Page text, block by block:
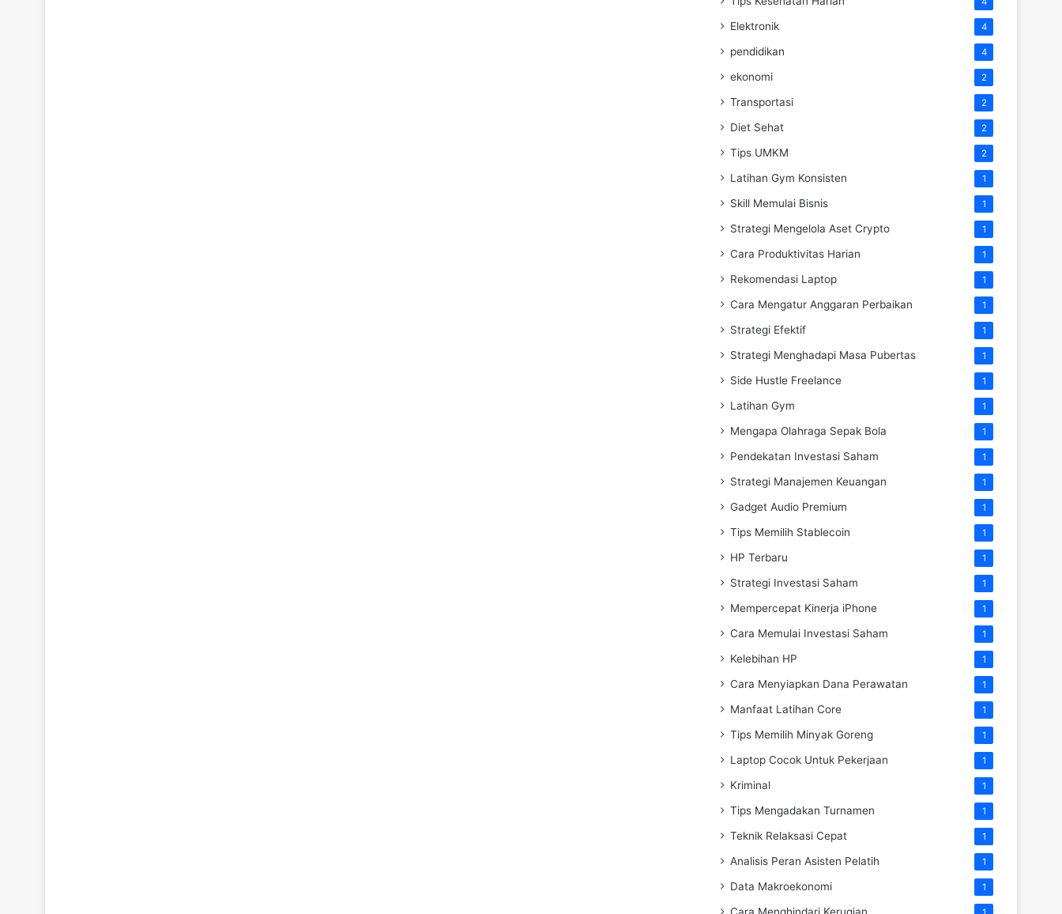
Elektronik 4
pendidikan 4
ekonomi 2
Transportasi 2
Diet Sehat 2
Tips UMKM 2
Latihan Gym Konsisten 1
Skill Memulai Bisnis 1
Strategi Mengelola Aset Crypto 1
Cara Produktivitas Harian 1
Rekomendasi Laptop 1
Cara Mengatur Anggaran Perbaikan 1
Strategi Efektif 1
Strategi Menghadapi Masa Pubertas 1
Side Hustle Freelance 1
Latihan Gym 1
Mengapa Olahraga Sepak Bola 1
Pendekatan Investasi Saham 1
Strategi Manajemen Keuangan 1
Gadget Audio Premium 1
Tips Memilih Stablecoin 1
HP Terbaru 1
Strategi Investasi Saham 1
Mempercepat Kinerja iPhone 1
Cara Memulai Investasi Saham 1
Kelebihan HP 1
Cara Menyiapkan Dana Perawatan 1
Manfaat Latihan Core 1
Tips Memilih Minyak Goreng 1
Laptop Cocok Untuk Pekerjaan 1
Kriminal 1
Tips Mengadakan Turnamen 1
Teknik Relaksasi Cepat 1
Analisis Peran Asisten Pelatih 1
Data Makroekonomi 1